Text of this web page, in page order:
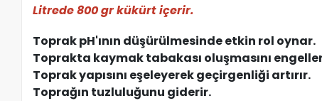
Litrede 800 gr kükürt içerir.
Toprak pH'ının düşürülmesinde etkin rol oynar.
Toprakta kaymak tabakası oluşmasını
Toprak yapısını eşeleyerek geçirgenliği artırır.
Toprağın tuzluluğunu giderir.